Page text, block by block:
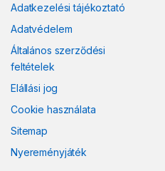
Adatkezelési tájékoztató
Adatvédelem
Általános szerződési
feltételek
Elállási jog
Cookie használata
Sitemap
Nyereményjáték